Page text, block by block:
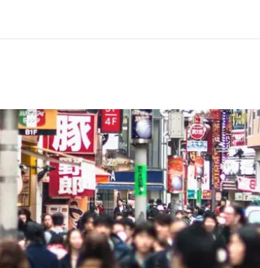
Cerita kami Bergabung